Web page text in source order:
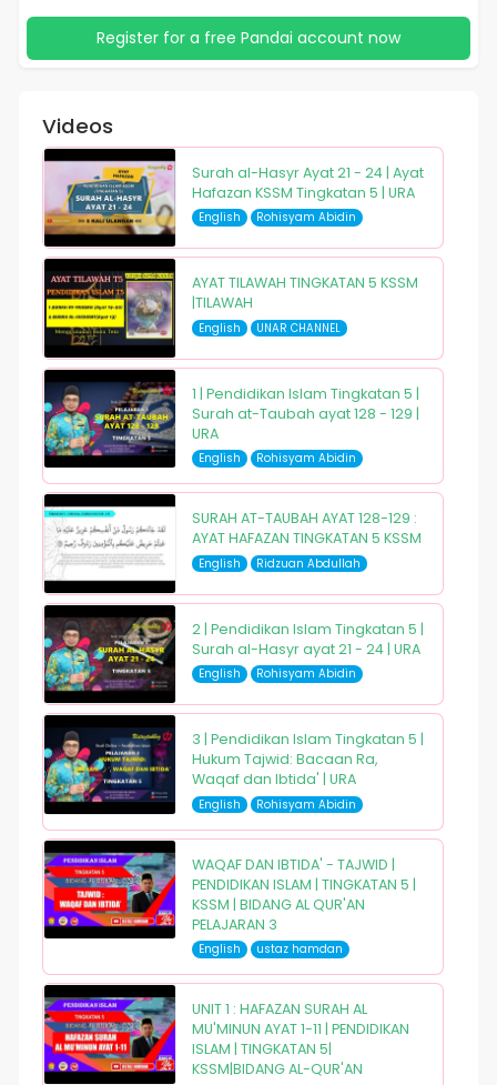
Register for a free Pandai account now
Videos
Surah al-Hasyr Ayat 21 - 24 | Ayat
Hafazan KSSM Tingkatan 5 | URA
English Rohisyam Abidin
AYAT TILAWAH TINGKATAN 5 KSSM
|TILAWAH
English UNAR CHANNEL
1 | Pendidikan Islam Tingkatan 5 |
Surah at-Taubah ayat 128 - 129 |
URA
English Rohisyam Abidin
SURAH AT-TAUBAH AYAT 128-129 :
AYAT HAFAZAN TINGKATAN 5 KSSM
English Ridzuan Abdullah
2 | Pendidikan Islam Tingkatan 5 |
Surah al-Hasyr ayat 21 - 24 | URA
English Rohisyam Abidin
3 | Pendidikan Islam Tingkatan 5 |
Hukum Tajwid: Bacaan Ra,
Waqaf dan Ibtida' | URA
English Rohisyam Abidin
WAQAF DAN IBTIDA' - TAJWID |
PENDIDIKAN ISLAM | TINGKATAN 5 |
KSSM | BIDANG AL QUR'AN
PELAJARAN 3
English ustaz hamdan
UNIT 1 : HAFAZAN SURAH AL
MU'MINUN AYAT 1-11 | PENDIDIKAN
ISLAM | TINGKATAN 5|
KSSM|BIDANG AL-QUR'AN